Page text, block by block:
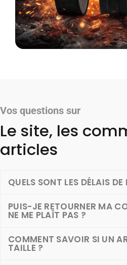
Vos questions sur
Le site, les
articles
QUELS SONT LES DÉLAIS
PUIS-JE RETOURNER MA
NE ME PLAÎT PAS ?
COMMENT SAVOIR SI UN
TAILLE ?